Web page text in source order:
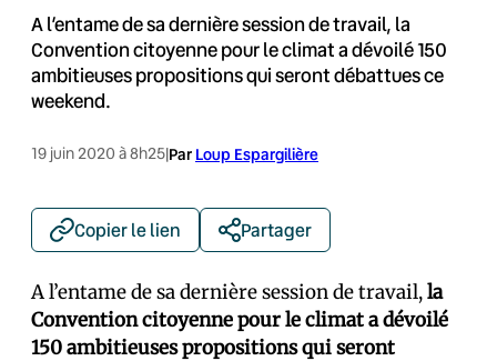
A l’entame de sa dernière session de travail, la
Convention citoyenne pour le climat a dévoilé 150
ambitieuses propositions qui seront débattues ce
weekend.
19 juin 2020 à 8h25|Par Loup Espargilière
Copier le lien Partager
A l’entame de sa dernière session de travail,la
Convention citoyenne pour le climat a dévoilé
150 ambitieuses propositions qui seront